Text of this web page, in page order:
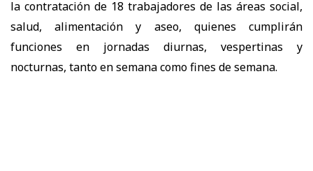
la contratación de 18 trabajadores de las áreas social,
salud, alimentación y aseo, quienes cumplirán
funciones en jornadas diurnas, vespertinas y
nocturnas, tanto en semana como fines de semana.